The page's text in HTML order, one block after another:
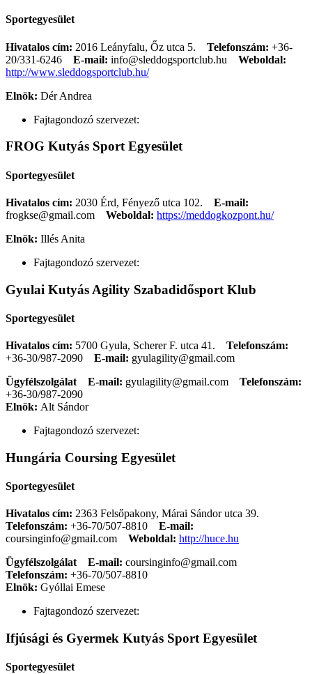
Sportegyesület
Hivatalos cím: 2016 Leányfalu, Őz utca 5. Telefonszám: +36-
20/331-6246
E-mail: info@sleddogsportclub.hu
Weboldal:
http://www.sleddogsportclub.hu/
Elnök: Dér Andrea
Fajtagondozó szervezet:
FROG Kutyás Sport Egyesület
Sportegyesület
Hivatalos cím: 2030 Érd, Fényező utca 102. E-mail:
frogkse@gmail.com
Weboldal: https://meddogkozpont.hu/
Elnök: Illés Anita
Fajtagondozó szervezet:
Gyulai Kutyás Agility Szabadidősport Klub
Sportegyesület
Hivatalos cím: 5700 Gyula, Scherer F. utca 41. Telefonszám:
+36-30/987-2090
E-mail: gyulagility@gmail.com
Ügyfélszolgálat
E-mail: gyulagility@gmail.com
Telefonszám:
+36-30/987-2090
Elnök: Alt Sándor
Fajtagondozó szervezet:
Hungária Coursing Egyesület
Sportegyesület
Hivatalos cím: 2363 Felsőpakony, Márai Sándor utca 39.
Telefonszám: +36-70/507-8810
E-mail:
coursinginfo@gmail.com
Weboldal: http://huce.hu
Ügyfélszolgálat
E-mail: coursinginfo@gmail.com
Telefonszám: +36-70/507-8810
Elnök: Gyóllai Emese
Fajtagondozó szervezet:
Ifjúsági és Gyermek Kutyás Sport Egyesület
Sportegyesület